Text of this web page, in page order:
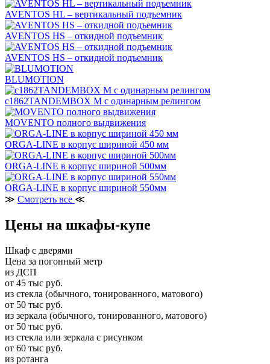
AVENTOS HL – вертикальный подъемник
AVENTOS HS – откидной подъемник
AVENTOS HS – откидной подъемник
BLUMOTION
c1862TANDEMBOX М с одинарным релингом
MOVENTO полного выдвижения
ORGA-LINE в корпус шириной 450 мм
ORGA-LINE в корпус шириной 500мм
ORGA-LINE в корпус шириной 550мм
≫ Смотреть все ≪
Цены на шкафы-купе
Шкаф с дверями
Цена за погонный метр
из ДСП
от 45 тыс руб.
из стекла (обычного, тонированного, матового)
от 50 тыс руб.
из зеркала (обычного, тонированного, матового)
от 50 тыс руб.
из стекла или зеркала с рисунком
от 60 тыс руб.
из ротанга